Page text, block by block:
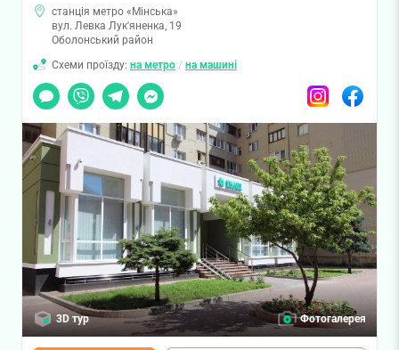
станція метро «Мінська»
вул. Левка Лук'яненка, 19
Оболонський район
Схеми проїзду: на метро / на машині
Чат
Viber TelegramMessenger InstagramFacebook
3D тур Фотогалерея